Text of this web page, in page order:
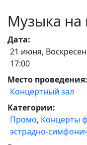
Музыка на
Дата:
21 июня,
17:00
Место проведения:
Концертный зал
Категории:
Промо, Концерты
эстрадно-